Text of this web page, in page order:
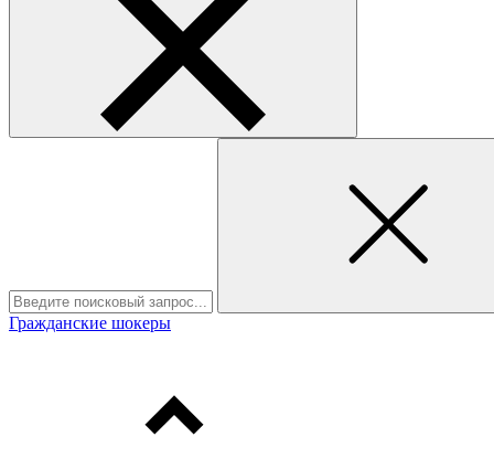
Гражданские шокеры